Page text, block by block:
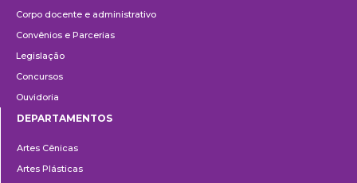
Corpo docente e administrativo
Convênios e Parcerias
Legislação
Concursos
Ouvidoria
DEPARTAMENTOS
Artes Cênicas
Artes Plásticas